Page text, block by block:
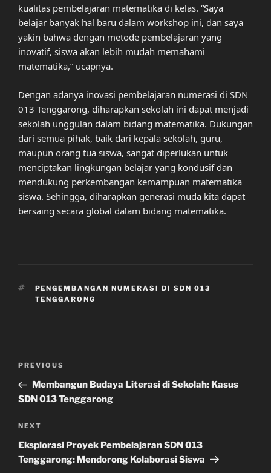
kualitas pembelajaran matematika di kelas. “Saya
belajar banyak hal baru dalam workshop ini, dan saya
yakin bahwa dengan metode pembelajaran yang
inovatif, siswa akan lebih mudah memahami
matematika,” ucapnya.
Dengan adanya inovasi pembelajaran numerasi di SDN
013 Tenggarong, diharapkan sekolah ini dapat menjadi
sekolah unggulan dalam bidang matematika. Dukungan
dari semua pihak, baik dari kepala sekolah, guru,
maupun orang tua siswa, sangat diperlukan untuk
menciptakan lingkungan belajar yang kondusif dan
mendukung perkembangan kemampuan matematika
siswa. Sehingga, diharapkan generasi muda kita dapat
bersaing secara global dalam bidang matematika.
TAGS
PENGEMBANGAN NUMERASI DI SDN 013
TENGGARONG
Previous
Post
PREVIOUS
Membangun Budaya Literasi di Sekolah: Kasus
SDN 013 Tenggarong
Next
Post
NEXT
Eksplorasi Proyek Pembelajaran SDN 013
Tenggarong: Mendorong Kolaborasi Siswa